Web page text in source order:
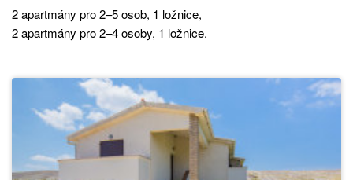
2 apartmány pro 2–5 osob, 1 ložnice,
2 apartmány pro 2–4 osoby, 1 ložnice.